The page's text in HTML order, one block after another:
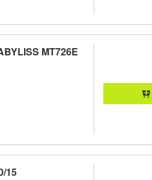
MT726E
15